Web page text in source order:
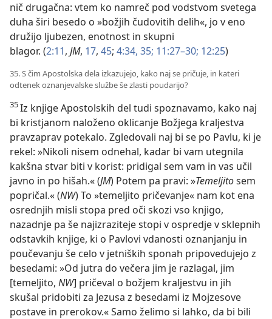
nič drugačna: vtem ko namreč pod vodstvom svetega
duha širi besedo o »božjih čudovitih delih«, jo v eno
družijo ljubezen, enotnost in skupni
blagor. (2:11, JM, 17, 45; 4:34, 35; 11:27–30; 12:25)
35. S čim Apostolska dela izkazujejo, kako naj se pričuje, in kateri
odtenek oznanjevalske službe še zlasti poudarijo?
35Iz knjige Apostolskih del tudi spoznavamo, kako naj
bi kristjanom naloženo oklicanje Božjega kraljestva
pravzaprav potekalo. Zgledovali naj bi se po Pavlu, ki je
rekel: »Nikoli nisem odnehal, kadar bi vam utegnila
kakšna stvar biti v korist: pridigal sem vam in vas učil
javno in po hišah.« (JM) Potem pa pravi: »Temeljitosem
popričal.« (NW) To »temeljito pričevanje« nam kot ena
osrednjih misli stopa pred oči skozi vso knjigo,
nazadnje pa še najizraziteje stopi v ospredje v sklepnih
odstavkih knjige, ki o Pavlovi vdanosti oznanjanju in
poučevanju še celo v jetniških sponah pripovedujejo z
besedami: »Od jutra do večera jim je razlagal, jim
[temeljito, NW] pričeval o božjem kraljestvu in jih
skušal pridobiti za Jezusa z besedami iz Mojzesove
postave in prerokov.« Samo želimo si lahko, da bi bili